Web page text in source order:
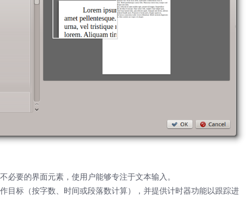
要的界面元素，使用户能够专注于文本输入。
目标（按字数、时间或段落数计算），并提供计时器功能以跟踪进